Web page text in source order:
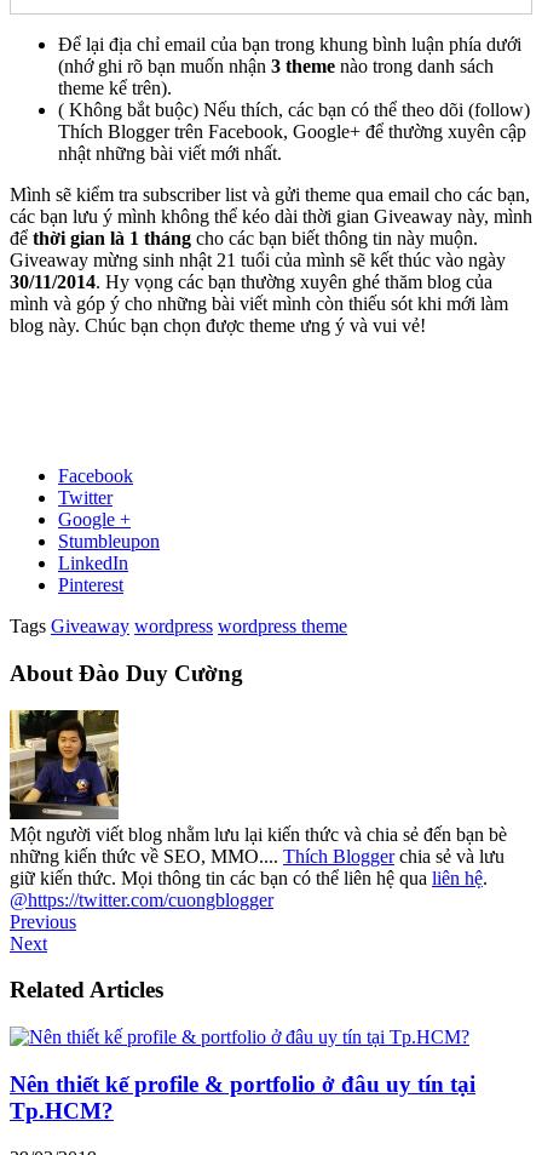
Để lại địa chỉ email của bạn trong khung bình luận phía dưới
(nhớ ghi rõ bạn muốn nhận 3 theme nào trong danh sách
theme kể trên).
( Không bắt buộc) Nếu thích, các bạn có thể theo dõi (follow)
Thích Blogger trên Facebook, Google+ để thường xuyên cập
nhật những bài viết mới nhất.
Mình sẽ kiểm tra subscriber list và gửi theme qua email cho các bạn,
các bạn lưu ý mình không thể kéo dài thời gian Giveaway này, mình
để thời gian là 1 tháng cho các bạn biết thông tin này muộn.
Giveaway mừng sinh nhật 21 tuổi của mình sẽ kết thúc vào ngày
30/11/2014. Hy vọng các bạn thường xuyên ghé thăm blog của
mình và góp ý cho những bài viết mình còn thiếu sót khi mới làm
blog này. Chúc bạn chọn được theme ưng ý và vui vẻ!
Facebook
Twitter
Google +
Stumbleupon
LinkedIn
Pinterest
Tags Giveaway wordpress wordpress theme
About Đào Duy Cường
Một người viết blog nhằm lưu lại kiến thức và chia sẻ đến bạn bè
những kiến thức về SEO, MMO.... Thích Bloggerchia sẻ và lưu
giữ kiến thức. Mọi thông tin các bạn có thể liên hệ qua liên hệ.
@https://twitter.com/cuongblogger
Previous
Next
Related Articles
Nên thiết kế profile & portfolio ở đâu uy tín tại
Tp.HCM?